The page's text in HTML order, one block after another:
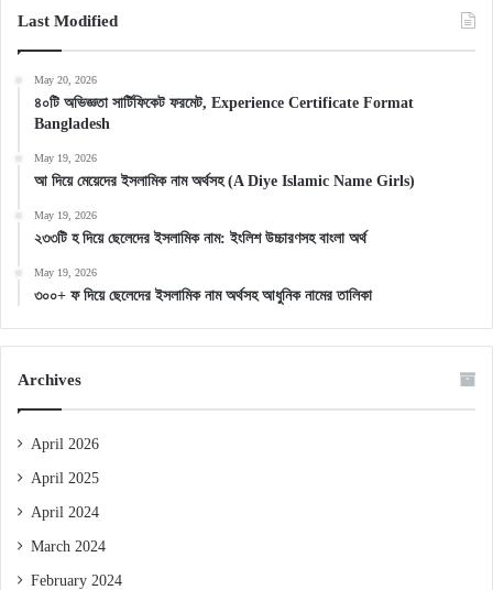
Last Modified
May 20, 2026
৪০টি অভিজ্ঞতা সার্টিফিকেট ফরমেট, Experience Certificate Format
Bangladesh
May 19, 2026
আ দিয়ে মেয়েদের ইসলামিক নাম অর্থসহ (A Diye Islamic Name Girls)
May 19, 2026
২৩৩টি হ দিয়ে ছেলেদের ইসলামিক নাম: ইংলিশ উচ্চারণসহ বাংলা অর্থ
May 19, 2026
৩০০+ ফ দিয়ে ছেলেদের ইসলামিক নাম অর্থসহ আধুনিক নামের তালিকা
Archives
April 2026
April 2025
April 2024
March 2024
February 2024